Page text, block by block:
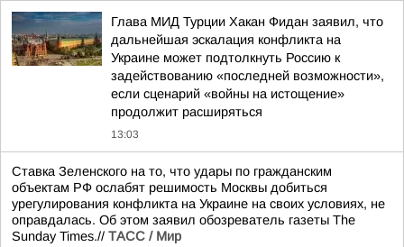
Глава МИД Турции Хакан Фидан заявил, что
дальнейшая эскалация конфликта на
Украине может подтолкнуть Россию к
задействованию «последней возможности»,
если сценарий «войны на истощение»
продолжит расширяться
13:03
Ставка Зеленского на то, что удары по гражданским
объектам РФ ослабят решимость Москвы добиться
урегулирования конфликта на Украине на своих условиях, не
оправдалась. Об этом заявил обозреватель газеты The
Sunday Times.// ТАСС / Мир